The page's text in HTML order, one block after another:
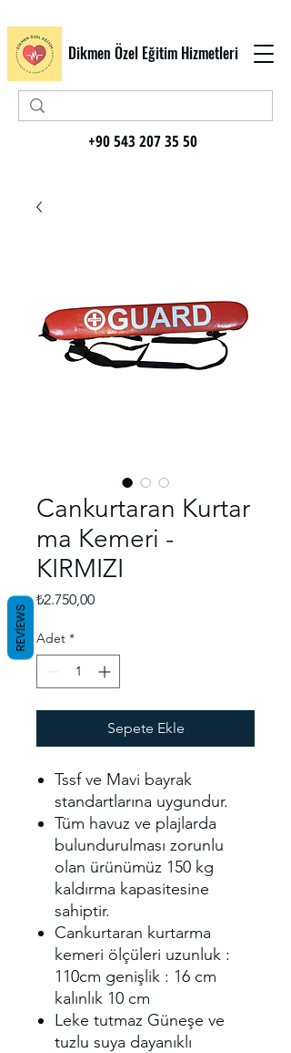
Dikmen Özel Eğitim Hizmetleri
+90 543 207 35 50
Cankurtaran Kurtar
ma Kemeri -
KIRMIZI
₺2.750,00Fiyat
Adet *
Sepete Ekle
Tssf ve Mavi bayrak
standartlarına uygundur.
Tüm havuz ve plajlarda
bulundurulması zorunlu
olan ürünümüz 150 kg
kaldırma kapasitesine
sahiptir.
Cankurtaran kurtarma
kemeri ölçüleri uzunluk :
110cm genişlik : 16 cm
kalınlık 10 cm
Leke tutmaz Güneşe ve
tuzlu suya dayanıklı
REVIEWS